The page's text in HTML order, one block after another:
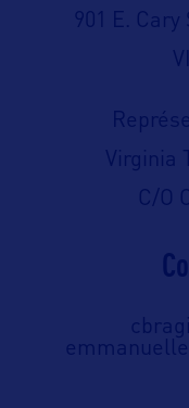
901 E.
Virginia
C/O